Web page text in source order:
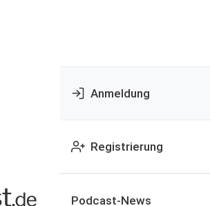
Anmeldung
Registrierung
Podcast-News